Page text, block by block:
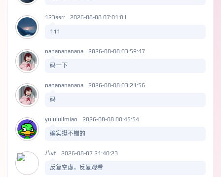
123ssrr 2026-08-08 07:01:01
111
nananananana 2026-08-08 03:59:47
码一下
nananananana 2026-08-08 03:21:56
码
yululullmiao 2026-08-08 00:45:54
确实挺不错的
八vf 2026-08-07 21:40:23
反复空虚，反复观看